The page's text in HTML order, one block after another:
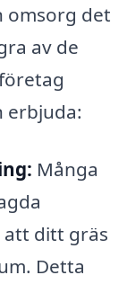
omsorg det
av de
erbjuda:
Många
ditt gräs
Detta